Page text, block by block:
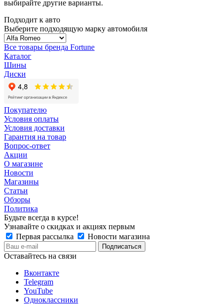
выбирайте другие варианты.
Подходит к авто
Выберите подходящую марку автомобиля
Все товары бренда Fortune
Каталог
Шины
Диски
Покупателю
Условия оплаты
Условия доставки
Гарантия на товар
Вопрос-ответ
Акции
О магазине
Новости
Магазины
Статьи
Обзоры
Политика
Будьте всегда в курсе!
Узнавайте о скидках и акциях первым
Первая рассылка
Новости магазина
Оставайтесь на связи
Вконтакте
Telegram
YouTube
Одноклассники